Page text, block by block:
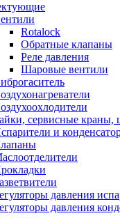
Rotalock
Обратные клапаны
Реле давления
Шаровые вентили
сервисные краны,
и
давления
давления